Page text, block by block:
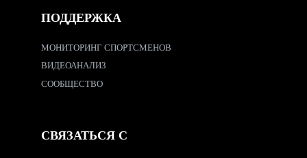
ПОДДЕРЖКА
МОНИТОРИНГ СПОРТСМЕНОВ
ВИДЕОАНАЛИЗ
СООБЩЕСТВО
СВЯЗАТЬСЯ С